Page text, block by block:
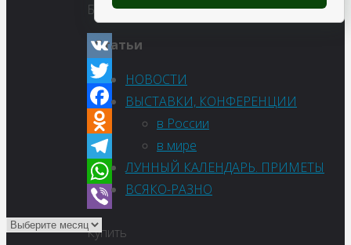
Бьюти
VK
Twitter
Facebook
Odnoklassniki
Telegram
WhatsApp
Viber
Купить
Статьи
НОВОСТИ
ВЫСТАВКИ, КОНФЕРЕНЦИИ
в России
в мире
ЛУННЫЙ КАЛЕНДАРЬ. ПРИМЕТЫ
ВСЯКО-РАЗНО